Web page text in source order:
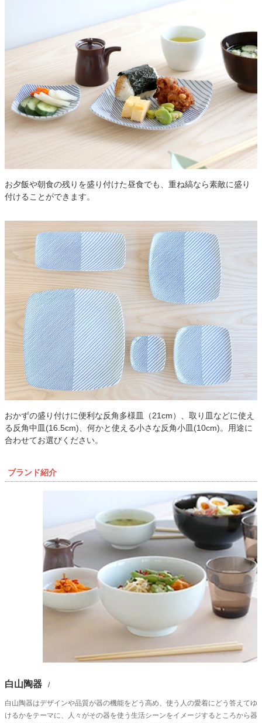
お夕飯や朝食の残りを盛り付けた昼食でも、重ね縞なら素敵に盛り
付けることができます。
おかずの盛り付けに便利な反角多様皿（21cm）、取り皿などに使え
る反角中皿(16.5cm)、何かと使える小さな反角小皿(10cm)。用途に
合わせてお選びください。
ブランド紹介
白山陶器 /
白山陶器はデザインや品質が器の機能をどう高め、使う人の愛着にどう答えてゆ
けるかをテーマに、人々がその器を使う生活シーンをイメージするところから器